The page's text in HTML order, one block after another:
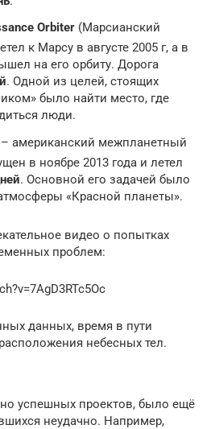
Orbiter (Марсианский
к Марсу в августе 2005 г, а в
на его орбиту. Дорога
. Одной из целей, стоящих
было найти место, где
люди.
американский межпланетный
в ноябре 2013 года и летел
. Основной его задачей было
«Красной планеты».
видео о попытках
проблем:
данных, время в пути
небесных тел.
успешных проектов, было ещё
неудачно. Например,